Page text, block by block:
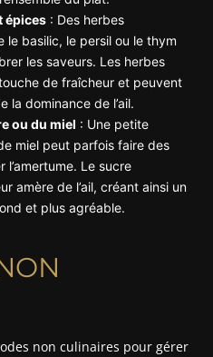
épices : Des herbes
le basilic, le persil ou le thym
les saveurs. Les herbes
de fraîcheur et peuvent
la dominance de l’ail.
ou du miel : Une petite
miel peut parfois faire des
l’amertume. Le sucre
amère de l’ail, créant ainsi un
et plus agréable.
non culinaires pour gérer